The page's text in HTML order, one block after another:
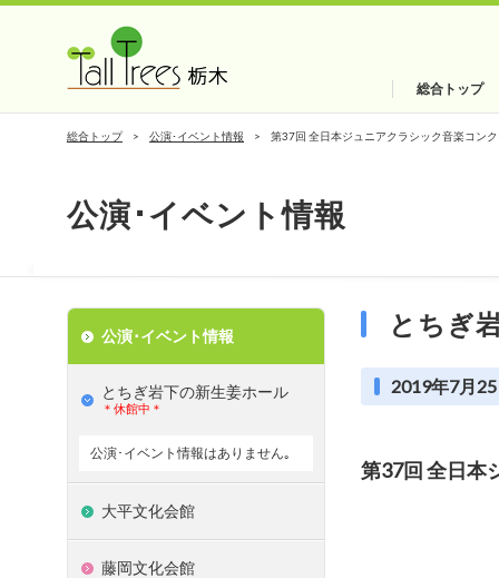
総合トップ
総合トップ 公演･イベント情報 第37回 全日本ジュニアクラシック音楽コン
公演･イベント情報
とちぎ
2019年7月
第37回 全日本
公演･イベント情報
とちぎ岩下の新⽣姜ホール
＊休館中＊
公演･イベント情報はありません｡
大平文化会館
藤岡文化会館